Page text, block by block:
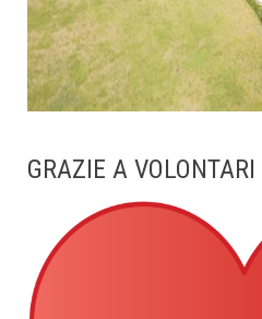
GRAZIE A VOLONTARI